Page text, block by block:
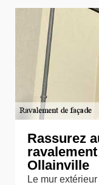
Rassurez
Ollainville
Le mur